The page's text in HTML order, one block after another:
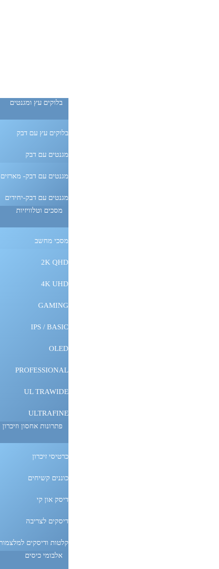
בלוקים עץ ומגנטים
בלוקים עץ עם דבק
מגנטים עם דבק
מגנטים עם דבק- מארזים
מגנטים עם דבק-יחידים
מסכים וטלוויזיות
מסכי מחשב
2K QHD
4K UHD
GAMING
IPS / BASIC
OLED
PROFESSIONAL
UL TRAWIDE
ULTRAFINE
פתרונות אחסון וזיכרון
כרטיסי זיכרון
כוננים קשיחים
דיסק און קי
דיסקים לצריבה
קלטות ודיסקים
אלבומי כיסים